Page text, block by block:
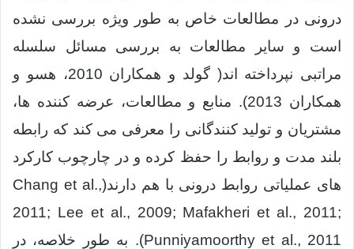
درونی در مطالعات خاص به طور ویژه بررسی نشده
است و سایر مطالعات به بررسی مسائل سلسله
مراتبی نپرداخته اند( گولد و همکاران 2010، هسو و
همکاران 2013). منابع و مطالعات، عرضه کننده ها،
مشتریان و تولید کنندگانی را معرفی می کند که رابطه
بلند مدت و روابط را حفظ کرده و در چارچوب کارکرد
های عملیاتی روابط درونی با هم دارند(Chang et al.,
2011; Lee et al., 2009; Mafakheri et al., 2011;
Punniyamoorthy et al., 2011). به طور خلاصه، در